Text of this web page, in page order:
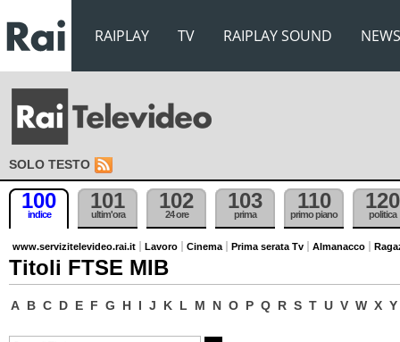
RAIPLAY TV RAIPLAY SOUND NEWS
SOLO TESTO
100
indice
101
ultim'ora
102
24 ore
103
prima
110
primo piano
120
politica
www.servizitelevideo.rai.it Lavoro Cinema Prima serata Tv Almanacco
Titoli FTSE MIB
A B C D E F G H I J K L M N O P Q R S T U V W X Y